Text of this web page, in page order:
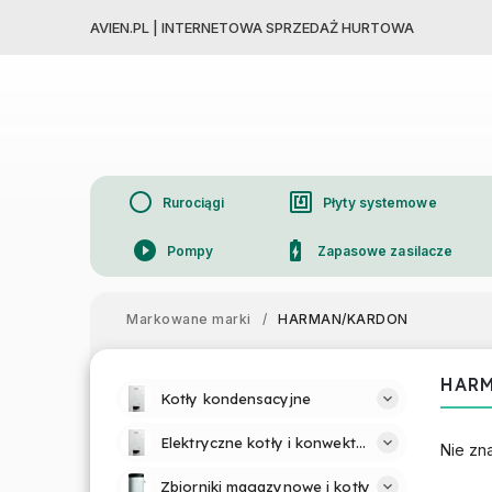
AVIEN.PL | INTERNETOWA SPRZEDAŻ HURTOWA
circle Rurociągi nfc Płyty systemowe
play_circle_filled Pompy battery_charging_full Zapasowe zasilacze
Markowane marki
/ HARMAN/KARDON
Kotły kondensacyjne
Elektryczne kotły i konwektory
Zbiorniki magazynowe i kotły
Nie